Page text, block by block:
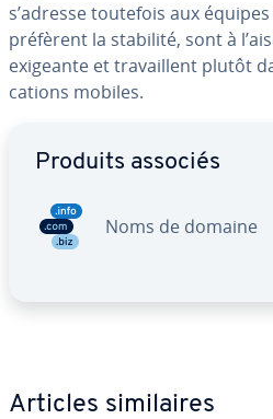
s’adresse toutefois aux
préfèrent la stabilité, sont à
exigeante et tra­vail­lent plutôt
ca­tions mobiles.
Produits associés
Noms de domaine
Articles si­mi­laires